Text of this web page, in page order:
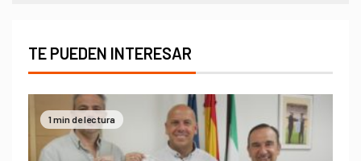
TE PUEDEN INTERESAR
1 min de lectura